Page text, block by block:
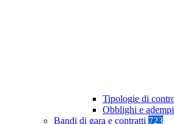
Tipologie di
Obblighi e
Bandi di gara e contratti 723